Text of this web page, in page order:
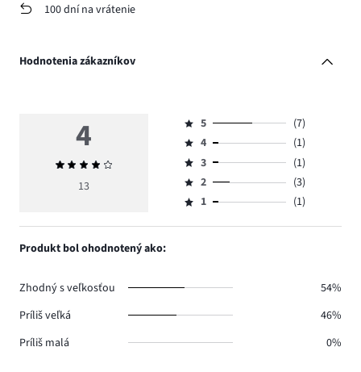
100 dní na vrátenie
Hodnotenia zákazníkov
4
Priemerné
hodnotenie
13
Hodnotenie
5,
počet
hlasov
7.
5
(7)
Hodnotenie
4,
počet
hlasov
4
(1)
Hodnotenie
3,
počet
3
(1)
Hodnotenie
2,
2
(3)
Hodnotenie
1,
1 (1)
Produkt bol ohodnotený ako:
Zhodný s veľkosťou
54%
Príliš veľká
46%
Príliš malá
0%